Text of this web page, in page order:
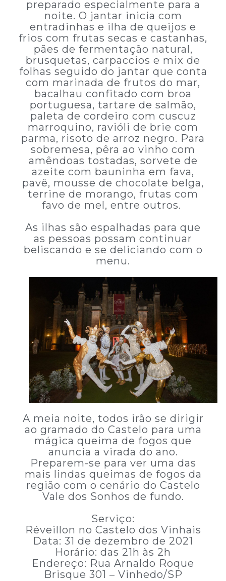
preparado especialmente para a
noite. O jantar inicia com
entradinhas e ilha de queijos e
frios com frutas secas e castanhas,
pães de fermentação natural,
brusquetas, carpaccios e mix de
folhas seguido do jantar que conta
com marinada de frutos do mar,
bacalhau confitado com broa
portuguesa, tartare de salmão,
paleta de cordeiro com cuscuz
marroquino, ravióli de brie com
parma, risoto de arroz negro. Para
sobremesa, pêra ao vinho com
amêndoas tostadas, sorvete de
azeite com bauninha em fava,
pavê, mousse de chocolate belga,
terrine de morango, frutas com
favo de mel, entre outros.
As ilhas são espalhadas para que
as pessoas possam continuar
beliscando e se deliciando com o
menu.
A meia noite, todos irão se dirigir
ao gramado do Castelo para uma
mágica queima de fogos que
anuncia a virada do ano.
Preparem-se para ver uma das
mais lindas queimas de fogos da
região com o cenário do Castelo
Vale dos Sonhos de fundo.
Serviço:
Réveillon no Castelo dos Vinhais
Data: 31 de dezembro de 2021
Horário: das 21h às 2h
Endereço: Rua Arnaldo Roque
Brisque 301 – Vinhedo/SP